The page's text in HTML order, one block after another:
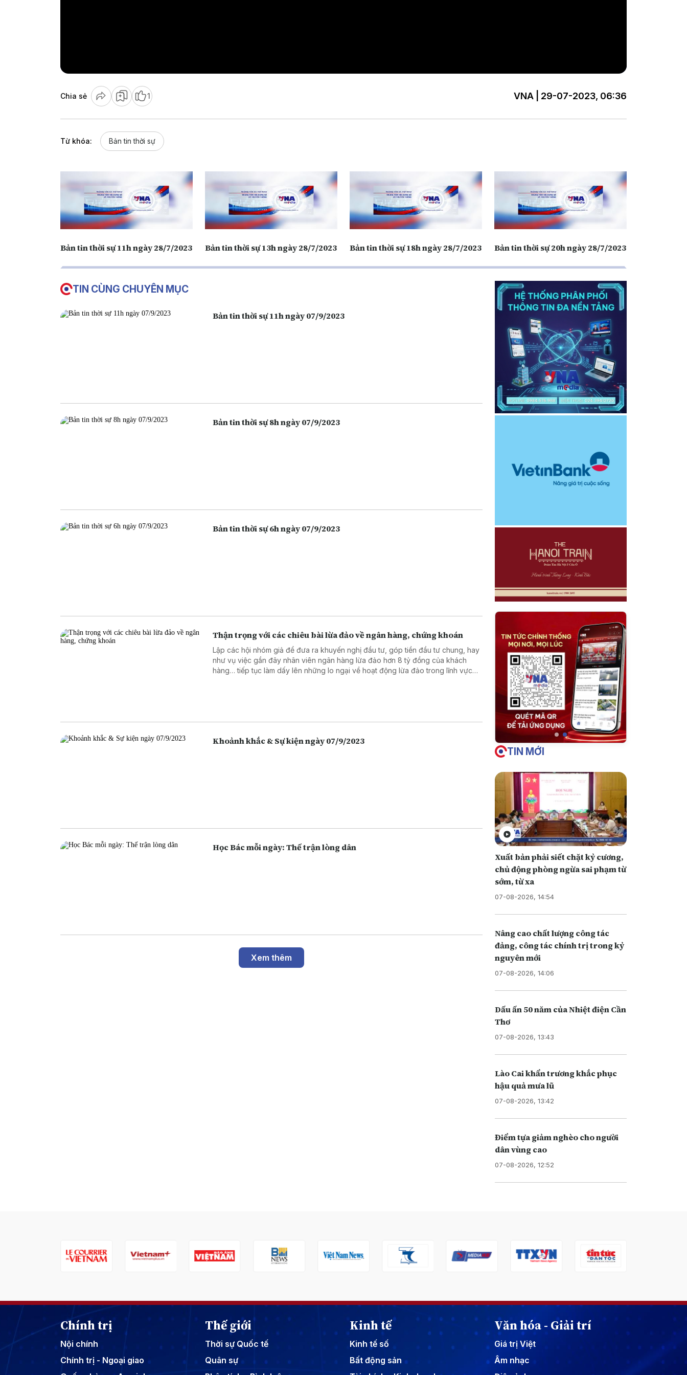
Chia sẻ 1 VNA | 29-07-2023, 06:36
Từ khóa: Bản tin thời sự
Bản tin thời sự 11h ngày 28/7/2023 Bản tin thời sự 13h ngày 28/7/2023 Bản tin thời sự 18h ngày 28/7/2023 Bản tin thời sự 20h ngày 28/7/2023
TIN CÙNG CHUYÊN MỤC
Bản tin thời sự 11h ngày 07/9/2023
Bản tin thời sự 8h ngày 07/9/2023
Bản tin thời sự 6h ngày 07/9/2023
Thận trọng với các chiêu bài lừa đảo về ngân hàng, chứng khoán
Lập các hội nhóm giả để đưa ra khuyến nghị đầu tư, góp tiền đầu tư chung, hay
như vụ việc gần đây nhân viên ngân hàng lừa đảo hơn 8 tỷ đồng của khách
hàng… tiếp tục làm dấy lên những lo ngại về hoạt động lừa đảo trong lĩnh vực
Khoảnh khắc & Sự kiện ngày 07/9/2023
Học Bác mỗi ngày: Thế trận lòng dân
Xem thêm
TIN MỚI
Xuất bản phải siết chặt kỷ cương,
chủ động phòng ngừa sai phạm từ
sớm, từ xa
07-08-2026, 14:54
Nâng cao chất lượng công tác
đảng, công tác chính trị trong kỷ
nguyên mới
07-08-2026, 14:06
Dấu ấn 50 năm của Nhiệt điện Cần
Thơ
07-08-2026, 13:43
Lào Cai khẩn trương khắc phục
hậu quả mưa lũ
07-08-2026, 13:42
Điểm tựa giảm nghèo cho người
dân vùng cao
07-08-2026, 12:52
Chính trị
Nội chính
Chính trị - Ngoại giao
Thế giới
Thời sự Quốc tế
Quân sự
Kinh tế
Kinh tế số
Bất động sản
Văn hóa - Giải trí
Giá trị Việt
Âm nhạc